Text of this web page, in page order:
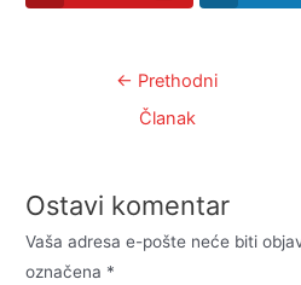
Kretanje← Prethodni
Članak
Ostavi komentar
Vaša adresa e-pošte neće biti
označena *